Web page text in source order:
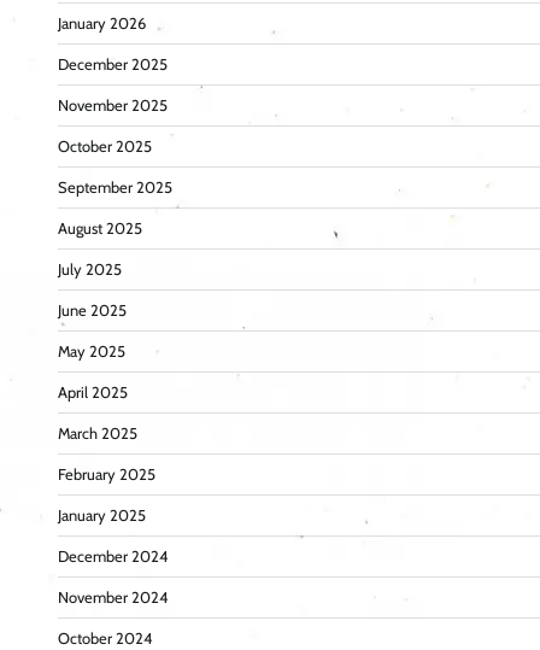
January 2026
December 2025
November 2025
October 2025
September 2025
August 2025
July 2025
June 2025
May 2025
April 2025
March 2025
February 2025
January 2025
December 2024
November 2024
October 2024